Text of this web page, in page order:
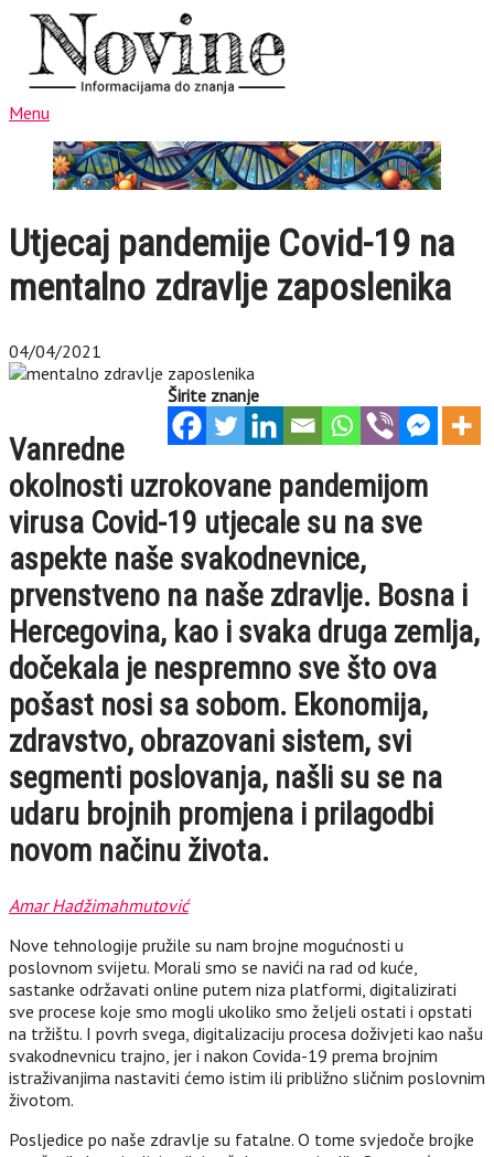
Menu
Utjecaj pandemije Covid-19 na
mentalno zdravlje zaposlenika
04/04/2021
Širite znanje
Vanredne
okolnosti uzrokovane pandemijom
virusa Covid-19 utjecale su na sve
aspekte naše svakodnevnice,
prvenstveno na naše zdravlje. Bosna i
Hercegovina, kao i svaka druga zemlja,
dočekala je nespremno sve što ova
pošast nosi sa sobom. Ekonomija,
zdravstvo, obrazovani sistem, svi
segmenti poslovanja, našli su se na
udaru brojnih promjena i prilagodbi
novom načinu života.
Amar Hadžimahmutović
Nove tehnologije pružile su nam brojne mogućnosti u
poslovnom svijetu. Morali smo se navići na rad od kuće,
sastanke održavati online putem niza platformi, digitalizirati
sve procese koje smo mogli ukoliko smo željeli ostati i opstati
na tržištu. I povrh svega, digitalizaciju procesa doživjeti kao našu
svakodnevnicu trajno, jer i nakon Covida-19 prema brojnim
istraživanjima nastaviti ćemo istim ili približno sličnim poslovnim
životom.
Posljedice po naše zdravlje su fatalne. O tome svjedoče brojke